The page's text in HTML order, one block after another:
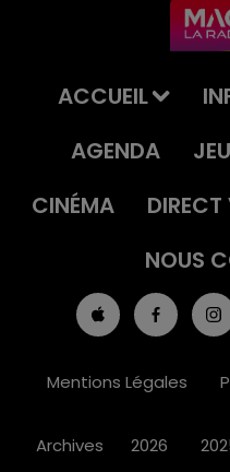
ACCUEIL
AGENDA
CINÉMA
DIRECT
NOUS
Mentions Légales
Archives 2026